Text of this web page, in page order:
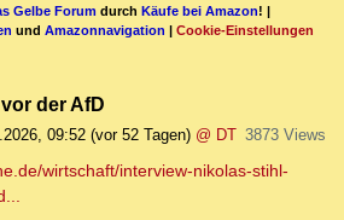
Gelbe Forum durch Käufe bei Amazon! |
und Amazonnavigation | Cookie-Einstellungen
der AfD
09:52 (vor 52 Tagen) @ DT 3873 Views
wirtschaft/interview-nikolas-stihl-